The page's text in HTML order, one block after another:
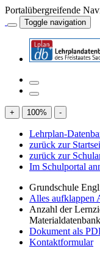
Portalübergreifende
Toggle navigation
+ 100% -
Lehrplan-
zurück zur
zurück zur
Im Schulportal
Grundschule
Alles aufklappen
Anzahl der
Dokument als
Kontaktformular